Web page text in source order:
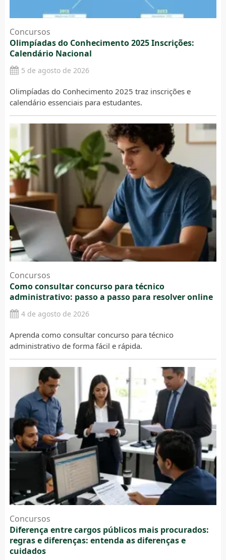
Concursos
Olimpíadas do Conhecimento 2025 Inscrições:
Calendário Nacional
5 de agosto de 2026
Olimpíadas do Conhecimento 2025 traz inscrições e
calendário essenciais para estudantes.
Concursos
Como consultar concurso para técnico
administrativo: passo a passo para resolver online
4 de agosto de 2026
Aprenda como consultar concurso para técnico
administrativo de forma fácil e rápida.
Concursos
Diferença entre cargos públicos mais procurados:
regras e diferenças: entenda as diferenças e
cuidados